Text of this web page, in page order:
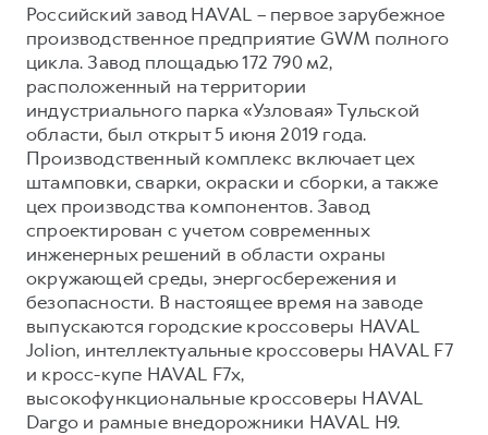
Российский завод HAVAL – первое зарубежное
производственное предприятие GWM полного
цикла. Завод площадью 172 790 м2,
расположенный на территории
индустриального парка «Узловая» Тульской
области, был открыт 5 июня 2019 года.
Производственный комплекс включает цех
штамповки, сварки, окраски и сборки, а также
цех производства компонентов. Завод
спроектирован с учетом современных
инженерных решений в области охраны
окружающей среды, энергосбережения и
безопасности. В настоящее время на заводе
выпускаются городские кроссоверы HAVAL
Jolion, интеллектуальные кроссоверы HAVAL F7
и кросс-купе HAVAL F7x,
высокофункциональные кроссоверы HAVAL
Dargo и рамные внедорожники HAVAL H9.